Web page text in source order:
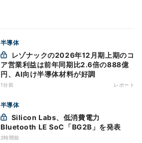
半導体
ア営業利益は前年同期比2.6倍の888億
円、AI向け半導体材料が好調
1分前 レポート
半導体
Bluetooth LE SoC「BG2B」を発表
2時間前